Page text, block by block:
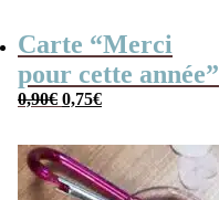
Carte “Merci
pour cette année”
0,90€ Le
prix
0,90€.
0,75€Le
prix
0,75€.